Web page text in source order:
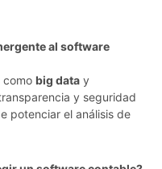
al software
como big data y
y seguridad
potenciar el análisis de